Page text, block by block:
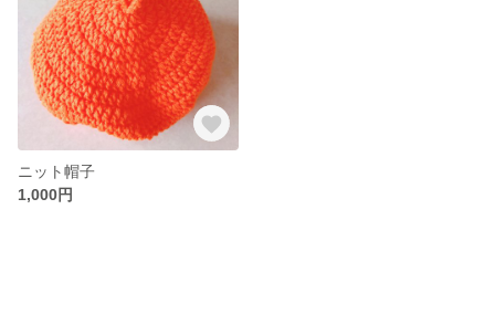
ニット帽子
1,000円